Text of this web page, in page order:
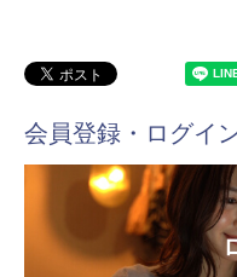
会員登録・ログイ